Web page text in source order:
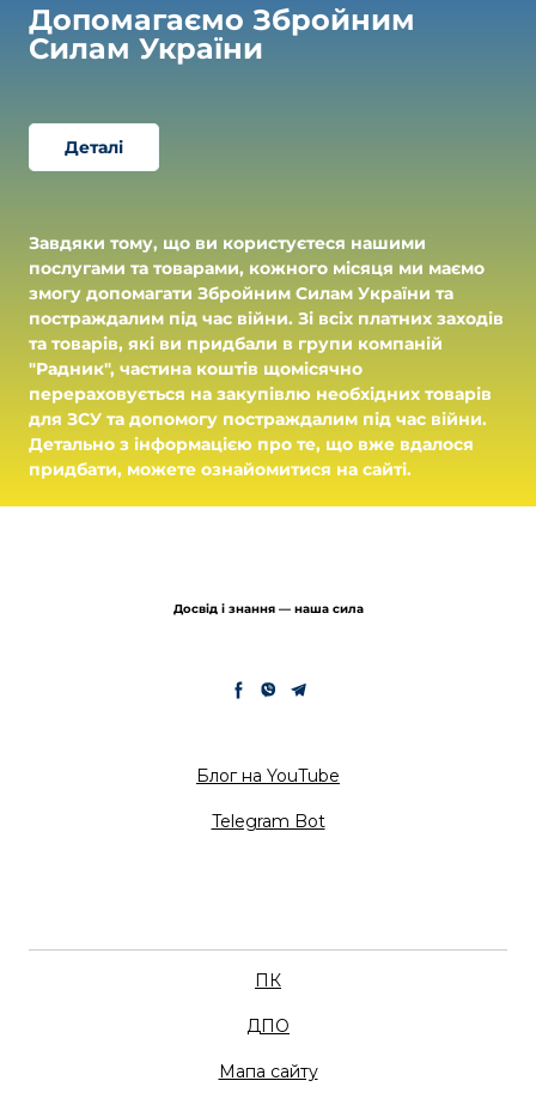
Допомагаємо Збройним
Силам України
Деталі
Завдяки тому, що ви користуєтеся нашими
послугами та товарами, кожного місяця ми маємо
змогу допомагати Збройним Силам України та
постраждалим під час війни. Зі всіх платних заходів
та товарів, які ви придбали в групи компаній
"Радник", частина коштів щомісячно
перераховується на закупівлю необхідних товарів
для ЗСУ та допомогу постраждалим під час війни.
Детально з інформацією про те, що вже вдалося
придбати, можете ознайомитися на сайті.
Досвід і знання — наша сила
Блог на YouTube
Telegram Bot
ПК
ДПО
Мапа сайту